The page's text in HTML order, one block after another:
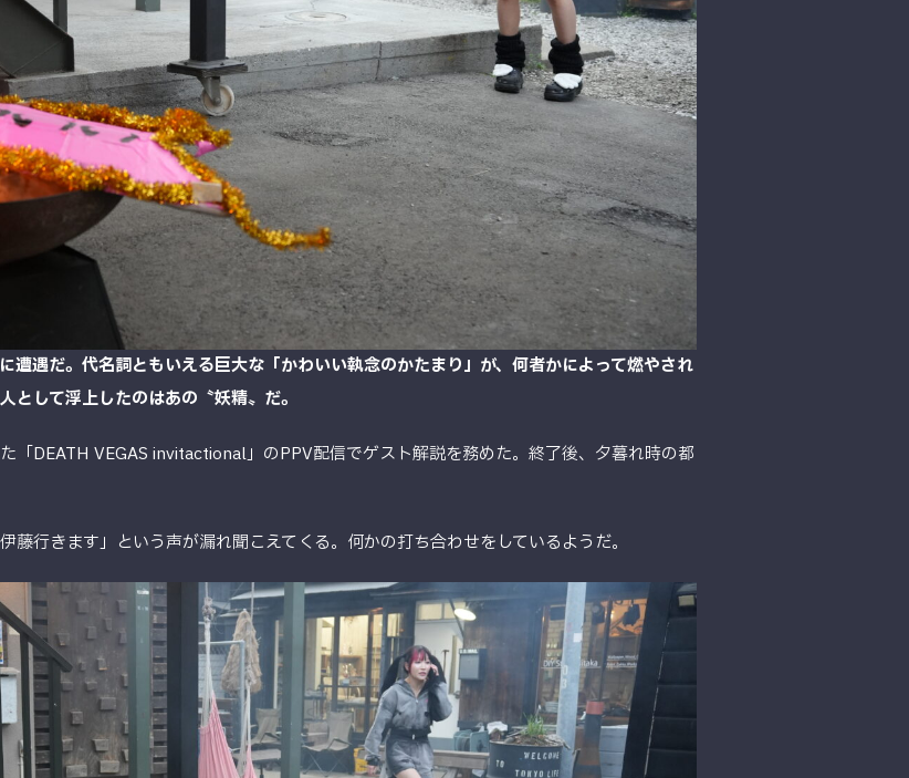
遭遇だ。代名詞ともいえる巨大な「かわいい執念のかたまり」が、何者かによって燃やされ
して浮上したのはあの〝妖精〟だ。
「DEATH VEGAS invitactional」のPPV配信でゲスト解説を務めた。終了後、夕暮れ時の都
藤行きます」という声が漏れ聞こえてくる。何かの打ち合わせをしているようだ。